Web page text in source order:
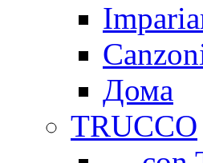
Дома
TRUCCO